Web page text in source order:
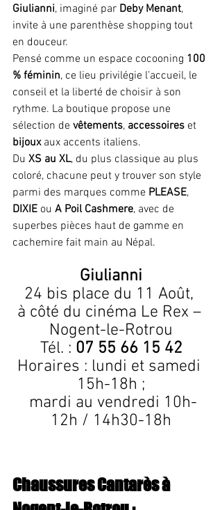
Giulianni, imaginé par Deby Menant,
invite à une parenthèse shopping tout
en douceur.
Pensé comme un espace cocooning 100
% féminin, ce lieu privilégie l’accueil, le
conseil et la liberté de choisir à son
rythme. La boutique propose une
sélection de vêtements, accessoires et
bijoux aux accents italiens.
Du XS au XL, du plus classique au plus
coloré, chacune peut y trouver son style
parmi des marques comme PLEASE,
DIXIE ou A Poil Cashmere, avec de
superbes pièces haut de gamme en
cachemire fait main au Népal.
Giulianni
24 bis place du 11 Août,
à côté du cinéma Le Rex –
Nogent-le-Rotrou
Tél. : 07 55 66 15 42
Horaires : lundi et samedi
15h-18h ;
12h / 14h30-18h
Chaussures Cantarès à